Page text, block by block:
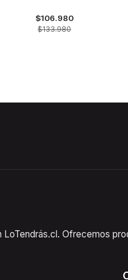
$106.980
$133.980
Ofrecemos